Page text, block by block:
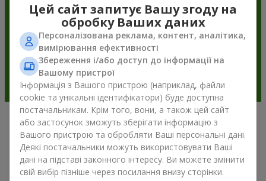
Подарункові корзини —
універсальний подарунок на будь-
яке свято
Цей сайт запитує Вашу згоду на
обробку Ваших даних
Персоналізована реклама, контент, аналітика,
вимірювання ефективності
Збереження і/або доступ до інформації на
Вашому пристрої
Інформація з Вашого пристрою (наприклад, файли
cookie та унікальні ідентифікатори) буде доступна
постачальникам. Крім того, вони, а також цей сайт
або застосунок зможуть зберігати інформацію з
Вашого пристрою та обробляти Ваші персональні дані.
Деякі постачальники можуть використовувати Ваші
дані на підставі законного інтересу. Ви можете змінити
свій вибір пізніше через посилання внизу сторінки.